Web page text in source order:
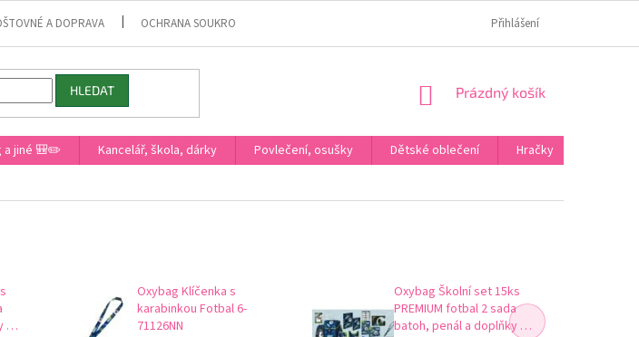
A DOPRAVA OCHRANA SOUKROMÍ HODNOCENÍ NA HEURÉCE
Přihlášení
HLEDAT
NÁKUPNÍ
Prázdný košík
a jiné 🎒✏️ Kancelář, škola, dárky Povlečení, osušky Dětské oblečení Hračky
Oxybag Klíčenka s
karabinkou Fotbal 6-
71126NN
Oxybag Školní set 15ks
PREMIUM fotbal 2 sada
batoh, penál a doplňky 0-